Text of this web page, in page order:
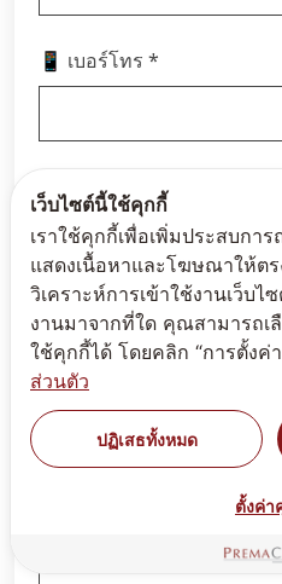
📱 เบอร์โทร *
📝 รายละเอียด *
เว็บไซต์นี้ใช้คุกกี้
เราใช้คุกกี้เพื่อเพิ่มประสบกา
แสดงเนื้อหาและโฆษณาให้ต
วิเคราะห์การเข้าใช้งานเว็บไ
งานมาจากที่ใด คุณสามารถเ
ใช้คุกกี้ได้ โดยคลิก “การตั้งค่
ส่วนตัว
ปฏิเสธทั้งหมด
ตั้งค่า